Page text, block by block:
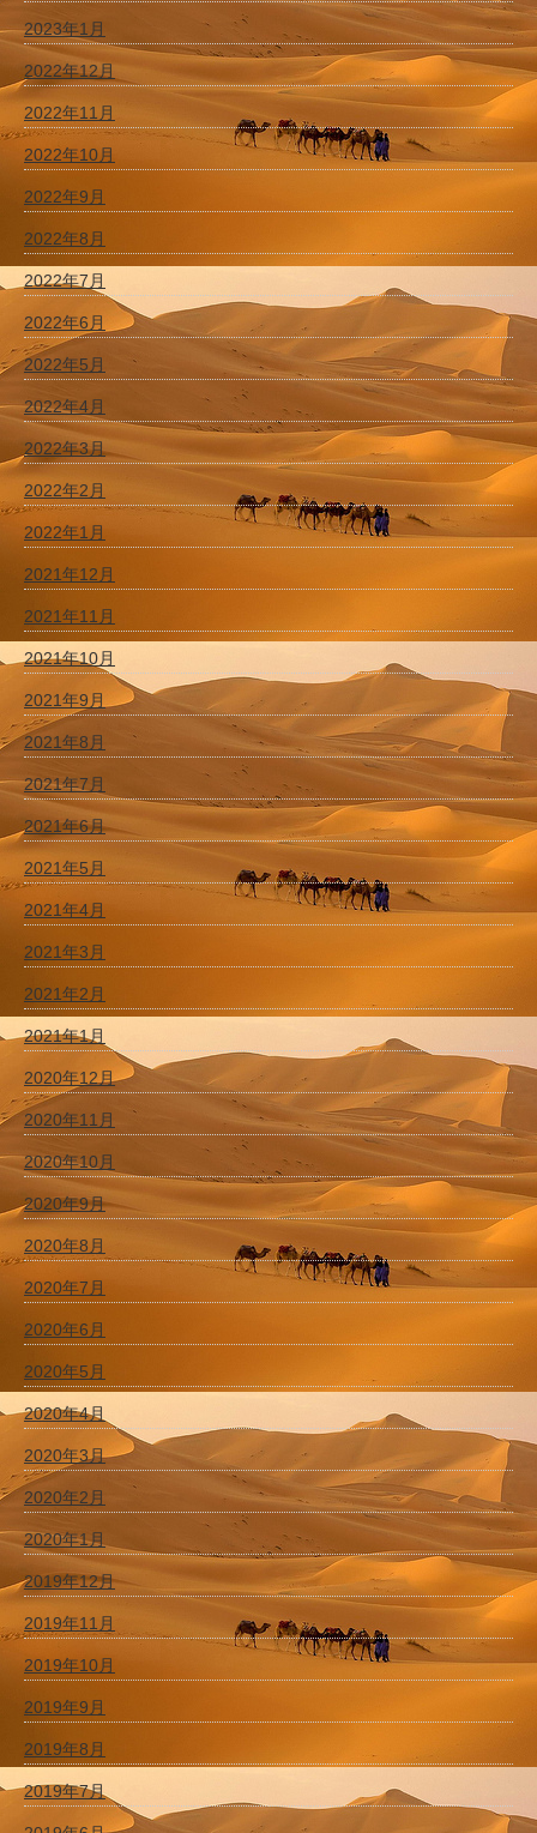
2023年1月
2022年12月
2022年11月
2022年10月
2022年9月
2022年8月
2022年7月
2022年6月
2022年5月
2022年4月
2022年3月
2022年2月
2022年1月
2021年12月
2021年11月
2021年10月
2021年9月
2021年8月
2021年7月
2021年6月
2021年5月
2021年4月
2021年3月
2021年2月
2021年1月
2020年12月
2020年11月
2020年10月
2020年9月
2020年8月
2020年7月
2020年6月
2020年5月
2020年4月
2020年3月
2020年2月
2020年1月
2019年12月
2019年11月
2019年10月
2019年9月
2019年8月
2019年7月